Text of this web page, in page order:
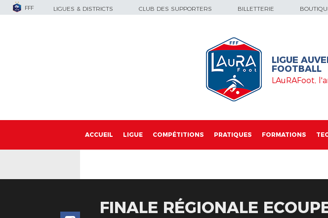
FFF LIGUES & DISTRICTS CLUB DES SUPPORTERS BILLETTERIE
LIGUE
FOOTBALL
LAuRAFoot,
ACCUEIL LIGUE COMPÉTITIONS PRATIQUES FORMATIONS
FINALE RÉGIONALE